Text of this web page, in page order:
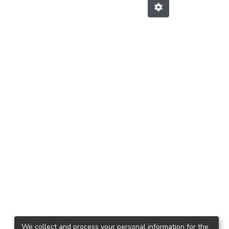
We collect and process your personal information for the